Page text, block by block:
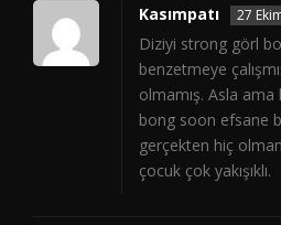
Kasımpatı 27
Diziyi strong görl
benzetmeye
olmamış. Asla
bong soon efsane
gerçekten hiç
çocuk çok yakışıklı.